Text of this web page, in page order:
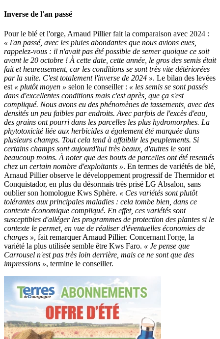
Inverse de l'an passé
Pour le blé et l'orge, Arnaud Pillier fait la comparaison avec 2024 :
« l'an passé, avec les pluies abondantes que nous avions eues,
rappelez-vous : il n'avait pas été possible de semer quoique ce soit
avant le 20 octobre ! À cette date, cette année, le gros des semis était
fait et heureusement, car les conditions se sont très vite détériorées
par la suite. C'est totalement l'inverse de 2024 ». Le bilan des levées
est « plutôt moyen » selon le conseiller : « les semis se sont passés
dans d'excellentes conditions mais c'est après, que ça s'est
compliqué. Nous avons eu des phénomènes de tassements, avec des
densités un peu faibles par endroits. Avec parfois de l'excès d'eau,
des grains ont pourri dans les parcelles les plus hydromorphes. La
phytotoxicité liée aux herbicides a également été marquée dans
plusieurs champs. Tout cela tend à affaiblir les peuplements. Si
certains champs sont aujourd'hui très beaux, d'autres le sont
beaucoup moins. À noter que des bouts de parcelles ont été resemés
chez un certain nombre d'exploitants ». En termes de variétés de blé,
Arnaud Pillier observe le développement progressif de Thermidor et
Conquistador, en plus du désormais très prisé LG Absalon, sans
oublier son homologue Kws Sphère. « Ces variétés sont plutôt
tolérantes aux principales maladies : cela tombe bien, dans ce
contexte économique compliqué. En effet, ces variétés sont
susceptibles d'alléger les programmes de protection des plantes si le
contexte le permet, en vue de réaliser d'éventuelles économies de
charges », fait remarquer Arnaud Pillier. Concernant l'orge, la
variété la plus utilisée semble être Kws Faro. « Je pense que
Carrousel n'est pas très loin derrière, mais ce ne sont que des
impressions », termine le conseiller.